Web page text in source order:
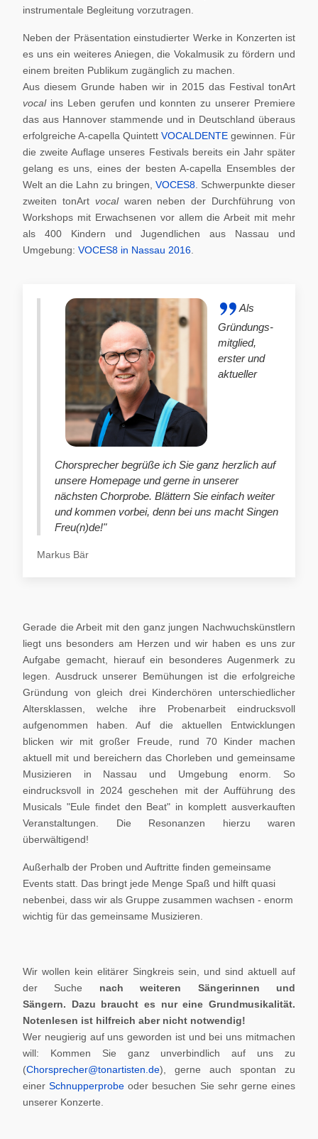
instrumentale Begleitung vorzutragen.
Neben der Präsentation einstudierter Werke in Konzerten ist
es uns ein weiteres Aniegen, die Vokalmusik zu fördern und
einem breiten Publikum zugänglich zu machen.
Aus diesem Grunde haben wir in 2015 das Festival tonArt
vocal ins Leben gerufen und konnten zu unserer Premiere
das aus Hannover stammende und in Deutschland überaus
erfolgreiche A-capella Quintett VOCALDENTE gewinnen. Für
die zweite Auflage unseres Festivals bereits ein Jahr später
gelang es uns, eines der besten A-capella Ensembles der
Welt an die Lahn zu bringen, VOCES8. Schwerpunkte dieser
zweiten tonArt vocalwaren neben der Durchführung von
Workshops mit Erwachsenen vor allem die Arbeit mit mehr
als 400 Kindern und Jugendlichen aus Nassau und
Umgebung: VOCES8 in Nassau 2016
Als
Gründungs-
mitglied,
erster und
aktueller
Chorsprecher begrüße ich Sie ganz herzlich auf
unsere Homepage und gerne in unserer
nächsten Chorprobe. Blättern Sie einfach weiter
und kommen vorbei, denn bei uns macht Singen
Freu(n)de!"
Markus Bär
Gerade die Arbeit mit den ganz jungen Nachwuchskünstlern
liegt uns besonders am Herzen und wir haben es uns zur
Aufgabe gemacht, hierauf ein besonderes Augenmerk zu
legen. Ausdruck unserer Bemühungen ist die erfolgreiche
Gründung von gleich drei Kinderchören unterschiedlicher
Altersklassen, welche ihre Probenarbeit eindrucksvoll
aufgenommen haben. Auf die aktuellen Entwicklungen
blicken wir mit großer Freude, rund 70 Kinder machen
aktuell mit und bereichern das Chorleben und gemeinsame
Musizieren in Nassau und Umgebung enorm. So
eindrucksvoll in 2024 geschehen mit der Aufführung des
Musicals "Eule findet den Beat" in komplett ausverkauften
Veranstaltungen. Die Resonanzen hierzu waren
überwältigend!
Außerhalb der Proben und Auftritte finden gemeinsame
Events statt. Das bringt jede Menge Spaß und hilft quasi
nebenbei, dass wir als Gruppe zusammen wachsen - enorm
wichtig für das gemeinsame Musizieren.
Wir wollen kein elitärer Singkreis sein, und sind aktuell auf
der Suche nach weiteren Sängerinnen und
Sängern. Dazu braucht es nur eine Grundmusikalität.
Notenlesen ist hilfreich aber nicht notwendig!
Wer neugierig auf uns geworden ist und bei uns mitmachen
will: Kommen Sie ganz unverbindlich auf uns zu
(Chorsprecher@tonartisten.de), gerne auch spontan zu
einerSchnupperprobe oder besuchen Sie sehr gerne eines
unserer Konzerte.